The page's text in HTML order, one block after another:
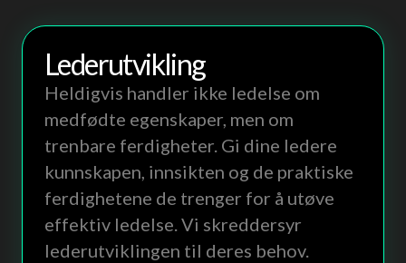
Leder­utvikling
Heldigvis handler ikke ledelse om
medfødte egenskaper, men om
trenbare ferdigheter. Gi dine ledere
kunnskapen, innsikten og de praktiske
ferdighetene de trenger for å utøve
effektiv ledelse. Vi skreddersyr
lederutviklingen til deres behov.